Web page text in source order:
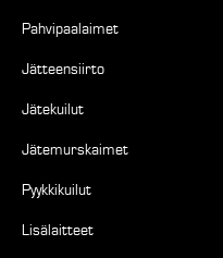
Pahvipaalaimet
Jätteensiirto
Jätekuilut
Jätemurskaimet
Pyykkikuilut
Lisälaitteet